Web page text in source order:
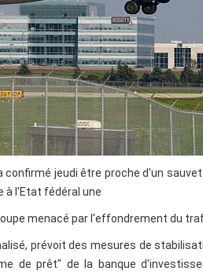
confirmé jeudi être proche d'un
à l'Etat fédéral une
menacé par l'effondrement du
prévoit des mesures de
de prêt" de la banque